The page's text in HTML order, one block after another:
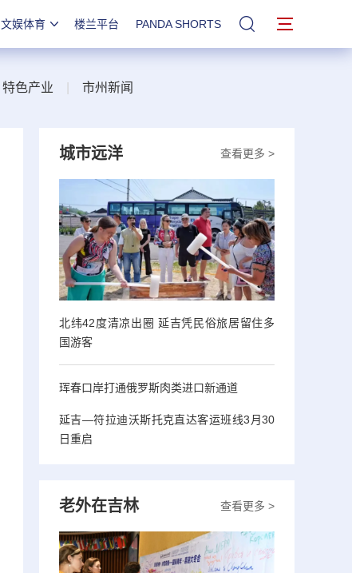
文娱体育 楼兰平台 PANDA SHORTS 站内搜索
特色产业 市州新闻
查看更多 >
城市远洋
北纬42度清凉出圈 延吉凭民俗旅居留住多
国游客
珲春口岸打通俄罗斯肉类进口新通道
延吉—符拉迪沃斯托克直达客运班线3月30
日重启
查看更多 >
老外在吉林